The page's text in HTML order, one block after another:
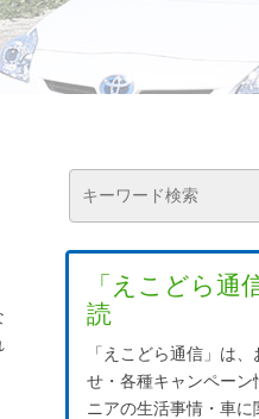
「えこどら通
読
「えこどら通信」は
せ・各種キャンペーン
ニアの生活事情・車